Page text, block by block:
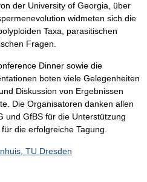
der University of Georgia, über
widmeten sich die
Taxa, parasitischen
Fragen.
Dinner sowie die
boten viele Gelegenheiten
Diskussion von Ergebnissen
Die Organisatoren danken allen
und GfBS für die Unterstützung
die erfolgreiche Tagung.
TU Dresden